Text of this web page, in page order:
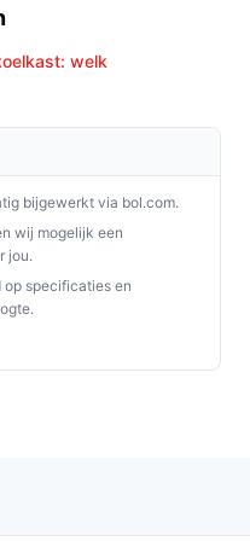
keukenkasten en
diepte bepaalt of de
zonder uit te steken.
flessen (35):
collectie en
geluidproductie;
is voor je leefruimte.
jaar):
de
documentatie.
welk
bijgewerkt via bol.com.
wij mogelijk een
jou.
specificaties en